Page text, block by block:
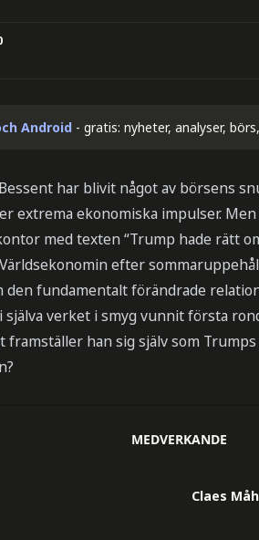
Android - gratis: nyheter, analyser,
har blivit något av börsens
extrema ekonomiska impulser.
med texten “Trump hade rätt
efter
den fundamentalt förändrade
själva verket i smyg vunnit första
framställer han sig själv som
MEDVERKANDE
Claes